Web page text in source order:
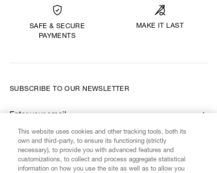
SAFE & SECURE
PAYMENTS
MAKE IT LAST
FIND US ON
SUBSCRIBE TO OUR NEWSLETTER
Enter your email
*
This website uses cookies and other tracking tools, both its
own and third-party, to ensure its functioning (strictly
necessary), to provide you with advanced features and
customizations, to collect and process aggregate statistical
information on how you use the site as well as to allow you